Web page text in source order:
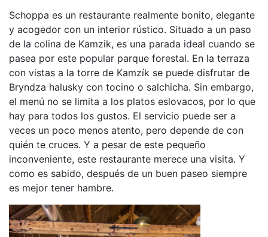
Schoppa es un restaurante realmente bonito, elegante
y acogedor con un interior rústico. Situado a un paso
de la colina de Kamzik, es una parada ideal cuando se
pasea por este popular parque forestal. En la terraza
con vistas a la torre de Kamzík se puede disfrutar de
Bryndza halusky con tocino o salchicha. Sin embargo,
el menú no se limita a los platos eslovacos, por lo que
hay para todos los gustos. El servicio puede ser a
veces un poco menos atento, pero depende de con
quién te cruces. Y a pesar de este pequeño
inconveniente, este restaurante merece una visita. Y
como es sabido, después de un buen paseo siempre
es mejor tener hambre.